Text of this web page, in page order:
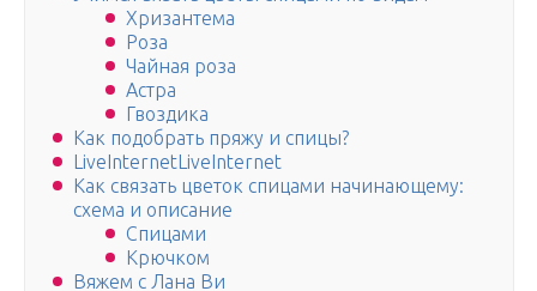
Хризантема
Роза
Чайная роза
Астра
Гвоздика
Как подобрать пряжу и спицы?
LiveInternetLiveInternet
Как связать цветок спицами начинающему:
схема и описание
Спицами
Крючком
Вяжем с Лана Ви